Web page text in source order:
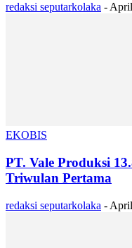
redaksi seputarkolaka -
EKOBIS
PT. Vale Produksi
Triwulan Pertama
redaksi seputarkolaka -